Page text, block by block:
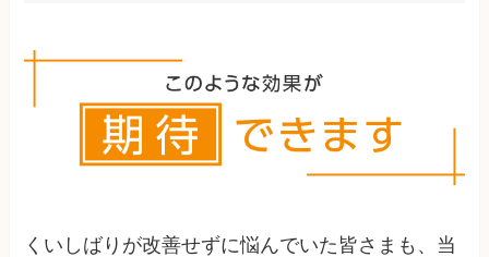
です。パソコン作業時は30分ごとの顎ストレッチ
くいしばりが改善せずに悩んでいた皆さまも、当